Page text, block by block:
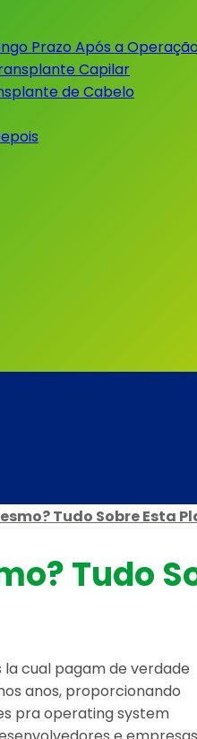
Prazo Após a Operação
Capilar
de Cabelo
Tudo Sobre Esta
Tudo
cual pagam de verdade
anos, proporcionando
pra operating system